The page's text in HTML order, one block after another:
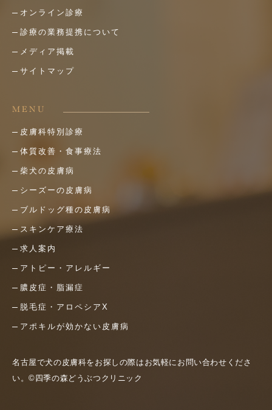
オンライン診療
診療の業務提携について
メディア掲載
サイトマップ
MENU
皮膚科特別診療
体質改善・食事療法
柴犬の皮膚病
シーズーの皮膚病
ブルドッグ種の皮膚病
スキンケア療法
求人案内
アトピー・アレルギー
膿皮症・脂漏症
脱毛症・アロペシアX
アポキルが効かない皮膚病
名古屋で犬の皮膚科をお探しの際はお気軽にお問い合わせくださ
い。©四季の森どうぶつクリニック